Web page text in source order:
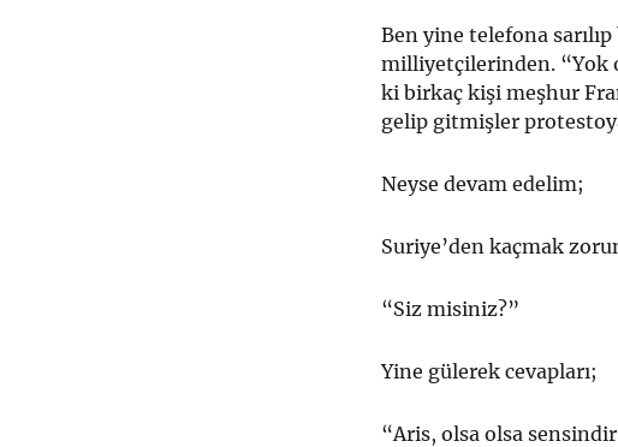
Ben yine telefona
milliyetçilerinden. “Yok
ki birkaç kişi meşhur
gelip gitmişler
Neyse devam edelim;
Suriye’den kaçmak
“Siz misiniz?”
Yine gülerek cevapları;
“Aris, olsa olsa